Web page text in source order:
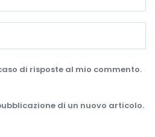
di risposte al mio commento.
di un nuovo articolo.